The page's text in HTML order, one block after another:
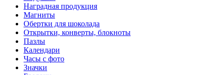
Наградная продукция
Магниты
Обертки для шоколада
Открытки, конверты, блокноты
Пазлы
Календари
Часы с фото
Значки